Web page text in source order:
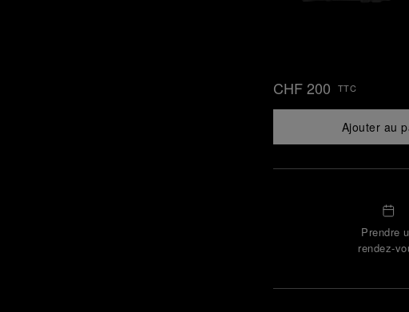
CHF 200 TTC
Ajouter au
Prendre
rendez-